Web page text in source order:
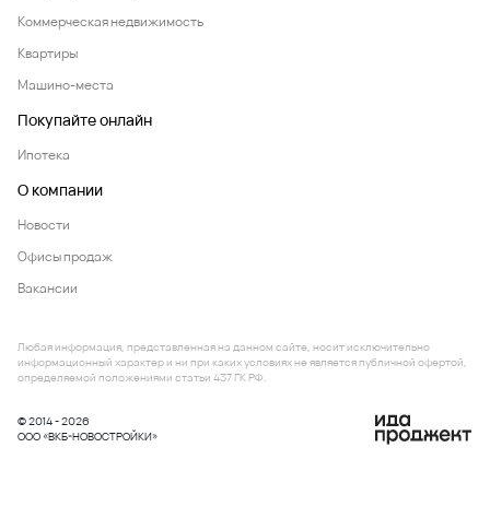
Коммерческая недвижимость
Квартиры
Машино-места
Покупайте онлайн
Ипотека
О компании
Новости
Офисы продаж
Вакансии
© 2014 - 2026
ООО «ВКБ-НОВОСТРОЙКИ»
Любая информация, представленная на данном сайте, носит исключительно
информационный характер и ни при каких условиях не является публичной офертой,
определяемой положениями статьи 437 ГК РФ.